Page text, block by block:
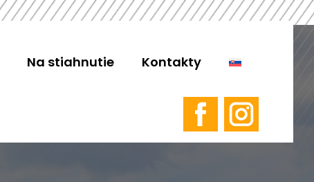
Na stiahnutie Kontakty